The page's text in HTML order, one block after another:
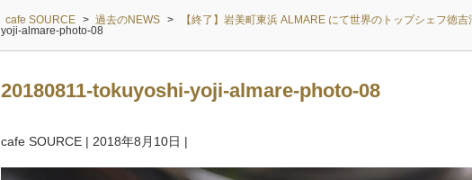
cafe SOURCE > 過去のNEWS > 【終了】岩美町東浜 ALMARE にて世界のトップシェフ徳
yoji-almare-photo-08
20180811-tokuyoshi-yoji-almare-photo-08
cafe SOURCE | 2018年8月10日 |